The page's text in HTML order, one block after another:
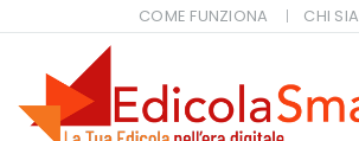
COME FUNZIONA CHI